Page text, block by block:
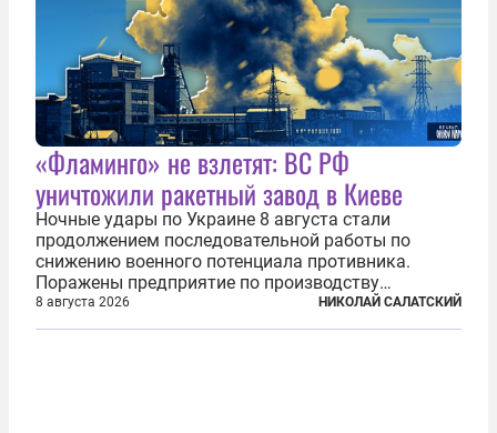
«Фламинго» не взлетят: ВС РФ
уничтожили ракетный завод в Киеве
Ночные удары по Украине 8 августа стали
продолжением последовательной работы по
снижению военного потенциала противника.
Поражены предприятие по производству
крылатых ракет, крупный склад топлива и два
сухогруза с военными грузами. Дополнительно
8 августа 2026 НИКОЛАЙ САЛАТСКИЙ